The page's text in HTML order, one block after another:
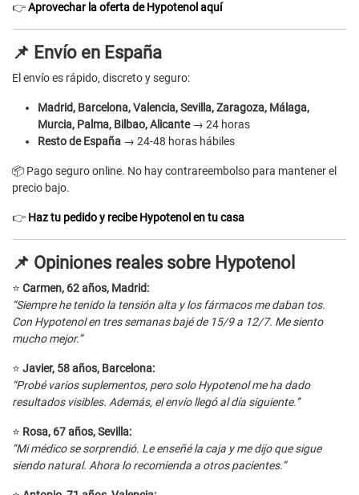
👉Aprovechar la oferta de Hypotenol aquí
📌 Envío en España
El envío es rápido, discreto y seguro:
Madrid, Barcelona, Valencia, Sevilla, Zaragoza, Málaga,
Murcia, Palma, Bilbao, Alicante→ 24 horas
Resto de España → 24-48 horas hábiles
📦 Pago seguro online. No hay contrareembolso para mantener el
precio bajo.
👉 Haz tu pedido y recibe Hypotenol en tu casa
📌 Opiniones reales sobre Hypotenol
⭐ Carmen, 62 años, Madrid:
“Siempre he tenido la tensión alta y los fármacos me daban tos.
Con Hypotenol en tres semanas bajé de 15/9 a 12/7. Me siento
mucho mejor.”
⭐ Javier, 58 años, Barcelona:
“Probé varios suplementos, pero solo Hypotenol me ha dado
resultados visibles. Además, el envío llegó al día siguiente.”
⭐ Rosa, 67 años, Sevilla:
“Mi médico se sorprendió. Le enseñé la caja y me dijo que sigue
siendo natural. Ahora lo recomienda a otros pacientes.”